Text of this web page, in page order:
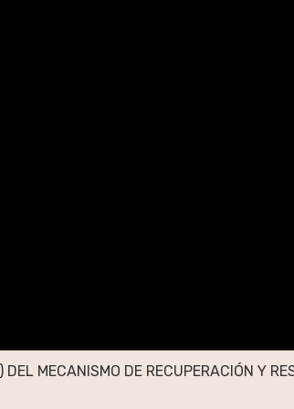
MECANISMO DE RECUPERACIÓN Y